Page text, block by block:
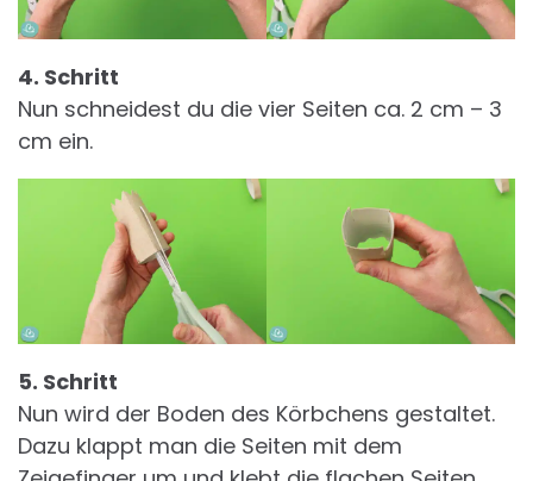
4. Schritt
Nun schneidest du die vier Seiten ca. 2 cm – 3
cm ein.
5. Schritt
Nun wird der Boden des Körbchens gestaltet.
Dazu klappt man die Seiten mit dem